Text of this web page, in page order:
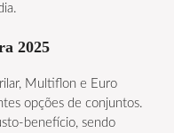
2025
Multiflon e Euro
opções de conjuntos.
benefício, sendo